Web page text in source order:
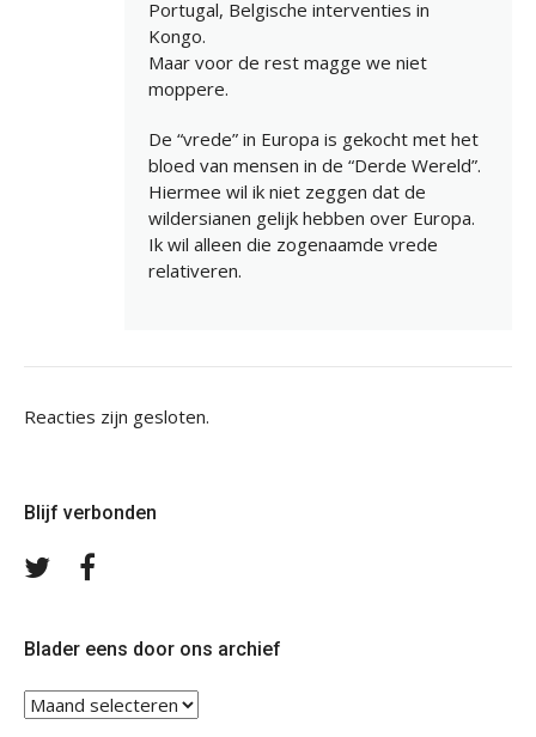
Portugal, Belgische interventies in
Kongo.
Maar voor de rest magge we niet
moppere.
De “vrede” in Europa is gekocht met het
bloed van mensen in de “Derde Wereld”.
Hiermee wil ik niet zeggen dat de
wildersianen gelijk hebben over Europa.
Ik wil alleen die zogenaamde vrede
relativeren.
Reacties zijn gesloten.
Blijf verbonden
Volg
Blader eens door ons archief
Blader
eens